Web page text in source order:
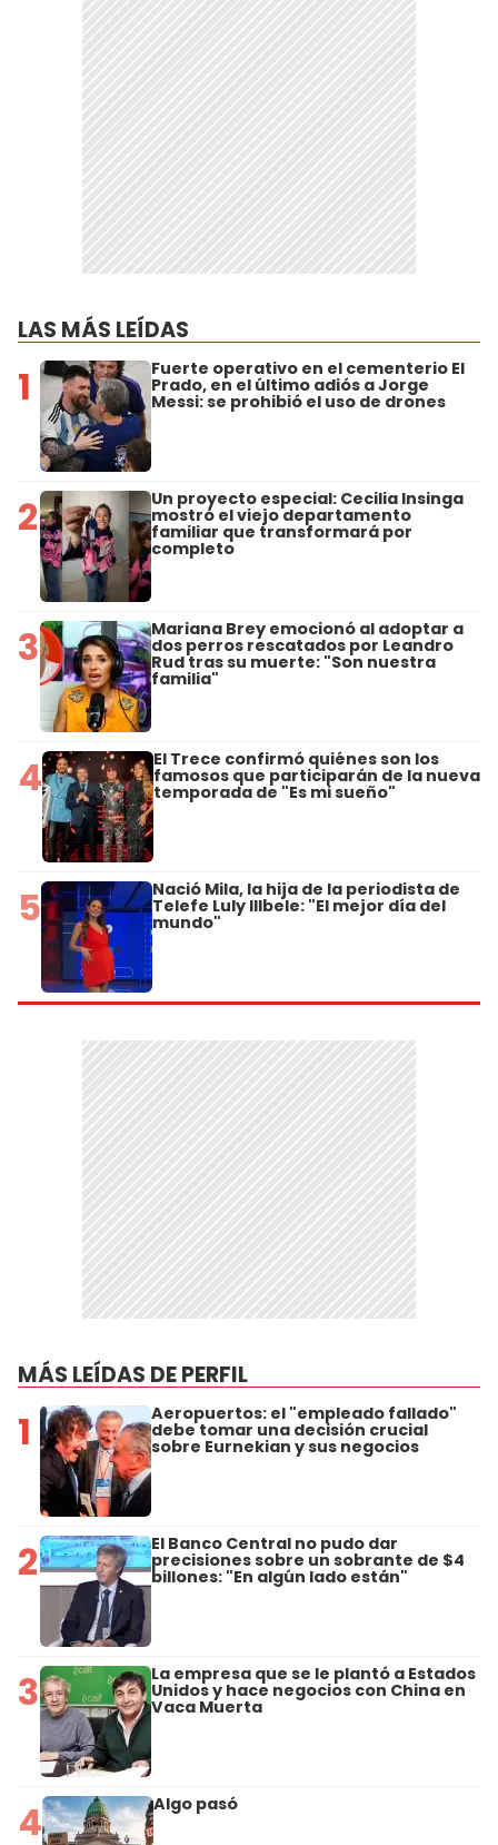
LAS MÁS LEÍDAS
1 Fuerte operativo en el cementerio El
Prado, en el último adiós a Jorge
Messi: se prohibió el uso de drones
2 Un proyecto especial: Cecilia Insinga
mostró el viejo departamento
familiar que transformará por
completo
3 Mariana Brey emocionó al adoptar a
dos perros rescatados por Leandro
Rud tras su muerte: "Son nuestra
familia"
4 El Trece confirmó quiénes son los
famosos que participarán de la nueva
temporada de "Es mi sueño"
5 Nació Mila, la hija de la periodista de
Telefe Luly Illbele: "El mejor día del
mundo"
MÁS LEÍDAS DE PERFIL
1 Aeropuertos: el "empleado fallado"
debe tomar una decisión crucial
sobre Eurnekian y sus negocios
2 El Banco Central no pudo dar
precisiones sobre un sobrante de $4
billones: "En algún lado están"
3 La empresa que se le plantó a Estados
Unidos y hace negocios con China en
Vaca Muerta
4 Algo pasó